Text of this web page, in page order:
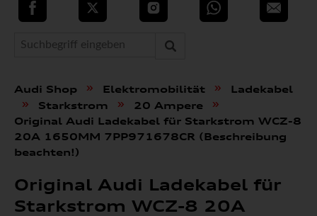
teilen Twitter Instagram WhatsApp E-Mail
Audi Shop » Elektromobilität » Ladekabel
» Starkstrom » 20 Ampere »
Original Audi Ladekabel für Starkstrom WCZ-8
20A 1650MM 7PP971678CR (Beschreibung
beachten!)
Original Audi Ladekabel für
Starkstrom WCZ-8 20A